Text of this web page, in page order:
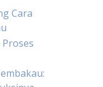
Cara